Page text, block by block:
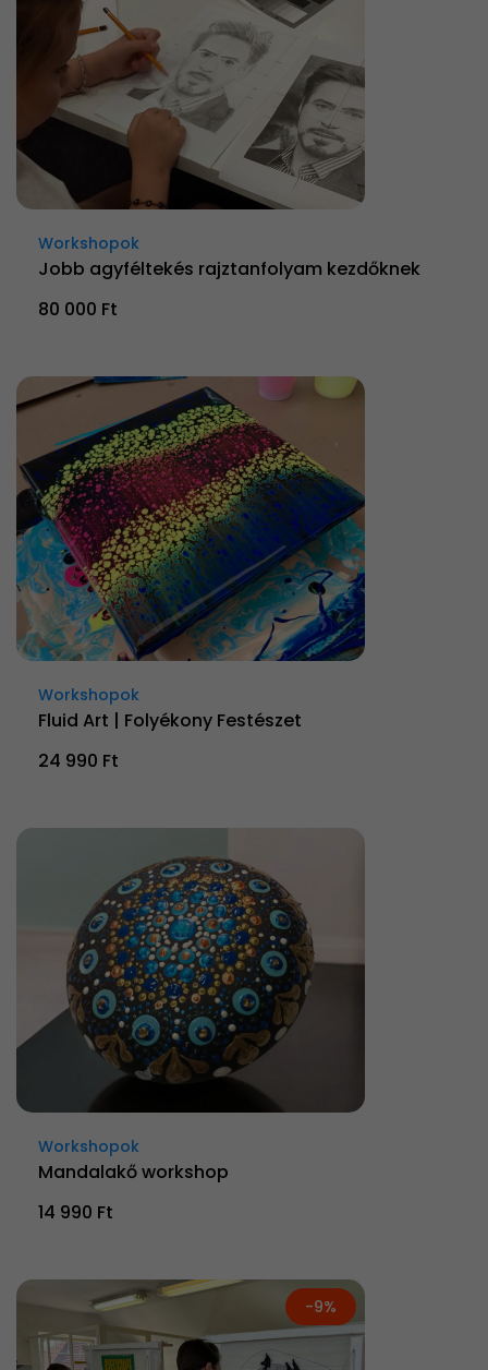
Workshopok
Jobb agyféltekés rajztanfolyam kezdőknek
80 000 Ft
Workshopok
Fluid Art | Folyékony Festészet
24 990 Ft
Workshopok
Mandalakő workshop
14 990 Ft
-9%